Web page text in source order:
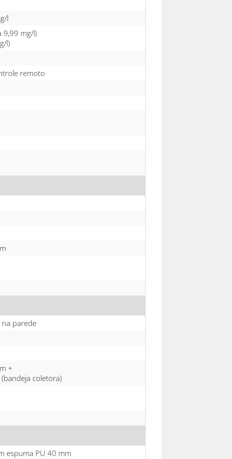
l
9,99 mg/l)
l)
remoto
na parede
+
coletora)
espuma PU 40 mm